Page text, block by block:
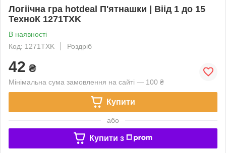
Логіічна гра hotdeal П'ятнашки | Віід 1 до 15
ТехноК 1271TXK
В наявності
Код: 1271TXK
Роздріб
42 ₴
Мінімальна сума замовлення на сайті — 100 ₴
Купити
або
Купити з